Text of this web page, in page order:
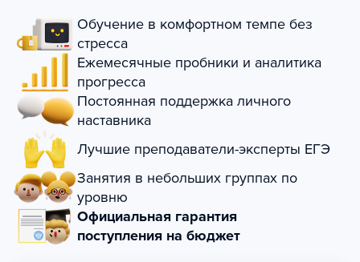
Обучение в комфортном темпе без
стресса
Ежемесячные пробники и аналитика
прогресса
Постоянная поддержка личного
наставника
Лучшие преподаватели-эксперты ЕГЭ
Занятия в небольших группах по
уровню
Официальная гарантия
поступления на бюджет